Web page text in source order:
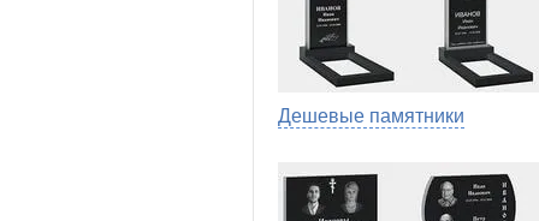
Дешевые памятники